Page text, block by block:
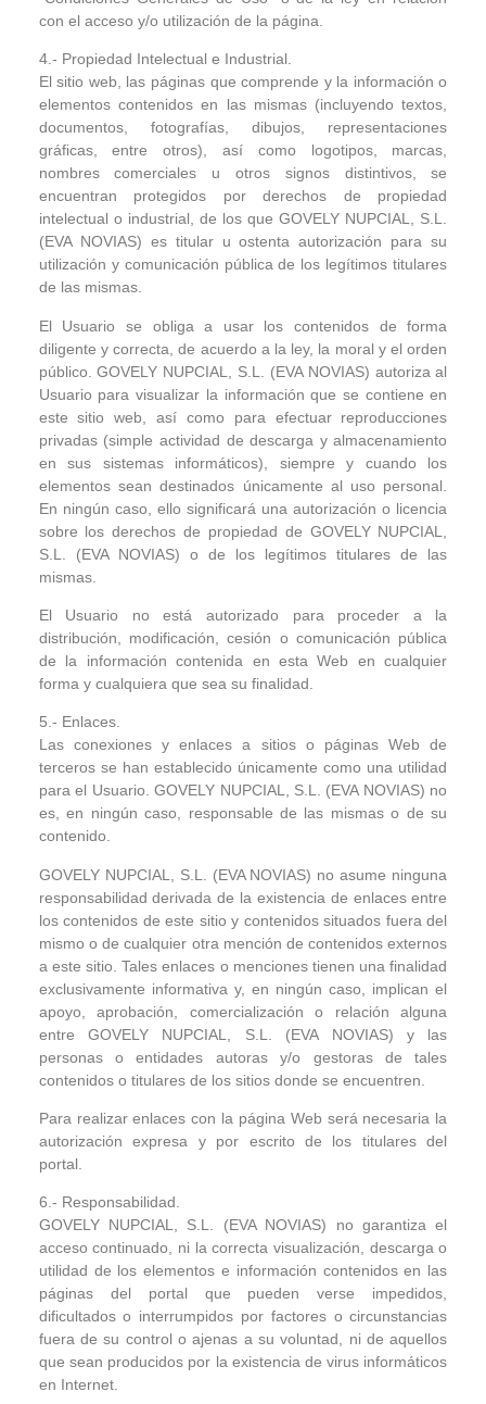
con el acceso y/o utilización de la página.
4.- Propiedad Intelectual e Industrial.
El sitio web, las páginas que comprende y la información o
elementos contenidos en las mismas (incluyendo textos,
documentos, fotografías, dibujos, representaciones
gráficas, entre otros), así como logotipos, marcas,
nombres comerciales u otros signos distintivos, se
encuentran protegidos por derechos de propiedad
intelectual o industrial, de los que GOVELY NUPCIAL, S.L.
(EVA NOVIAS) es titular u ostenta autorización para su
utilización y comunicación pública de los legítimos titulares
de las mismas.
El Usuario se obliga a usar los contenidos de forma
diligente y correcta, de acuerdo a la ley, la moral y el orden
público. GOVELY NUPCIAL, S.L. (EVA NOVIAS) autoriza al
Usuario para visualizar la información que se contiene en
este sitio web, así como para efectuar reproducciones
privadas (simple actividad de descarga y almacenamiento
en sus sistemas informáticos), siempre y cuando los
elementos sean destinados únicamente al uso personal.
En ningún caso, ello significará una autorización o licencia
sobre los derechos de propiedad de GOVELY NUPCIAL,
S.L. (EVA NOVIAS) o de los legítimos titulares de las
mismas.
El Usuario no está autorizado para proceder a la
distribución, modificación, cesión o comunicación pública
de la información contenida en esta Web en cualquier
forma y cualquiera que sea su finalidad.
5.- Enlaces.
Las conexiones y enlaces a sitios o páginas Web de
terceros se han establecido únicamente como una utilidad
para el Usuario. GOVELY NUPCIAL, S.L. (EVA NOVIAS) no
es, en ningún caso, responsable de las mismas o de su
contenido.
GOVELY NUPCIAL, S.L. (EVA NOVIAS) no asume ninguna
responsabilidad derivada de la existencia de enlaces entre
los contenidos de este sitio y contenidos situados fuera del
mismo o de cualquier otra mención de contenidos externos
a este sitio. Tales enlaces o menciones tienen una finalidad
exclusivamente informativa y, en ningún caso, implican el
apoyo, aprobación, comercialización o relación alguna
entre GOVELY NUPCIAL, S.L. (EVA NOVIAS) y las
personas o entidades autoras y/o gestoras de tales
contenidos o titulares de los sitios donde se encuentren.
Para realizar enlaces con la página Web será necesaria la
autorización expresa y por escrito de los titulares del
portal.
6.- Responsabilidad.
GOVELY NUPCIAL, S.L. (EVA NOVIAS) no garantiza el
acceso continuado, ni la correcta visualización, descarga o
utilidad de los elementos e información contenidos en las
páginas del portal que pueden verse impedidos,
dificultados o interrumpidos por factores o circunstancias
fuera de su control o ajenas a su voluntad, ni de aquellos
que sean producidos por la existencia de virus informáticos
en Internet.